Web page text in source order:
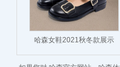
哈森女鞋2021秋冬款展示